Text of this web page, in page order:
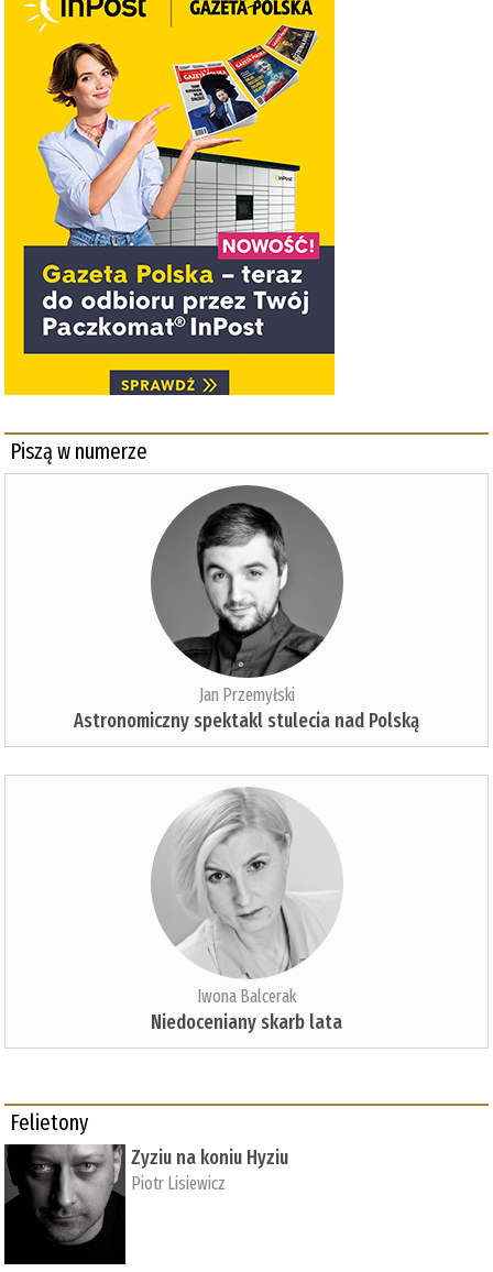
Piszą w numerze
Jan Przemyłski
Astronomiczny spektakl stulecia nad Polską
Iwona Balcerak
Niedoceniany skarb lata
Felietony
Zyziu na koniu Hyziu
Piotr Lisiewicz